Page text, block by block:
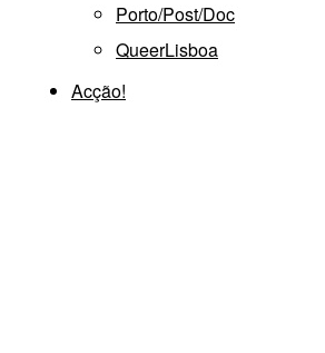
Porto/Post/Doc
QueerLisboa
Acção!